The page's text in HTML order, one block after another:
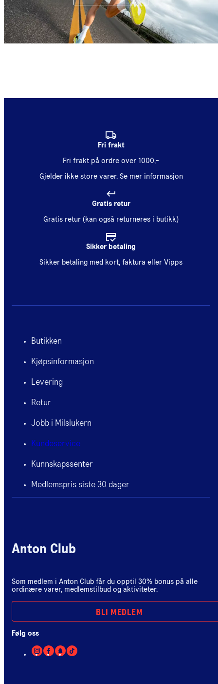
Fri frakt
Fri frakt på ordre over 1000,-
Gjelder ikke store varer. Se mer informasjon
Gratis retur
Gratis retur (kan også returneres i butikk)
Sikker betaling
Sikker betaling med kort, faktura eller Vipps
Butikken
Kjøpsinformasjon
Levering
Retur
Jobb i Milslukern
Kundeservice
Kunnskapssenter
Medlemspris siste 30 dager
Anton Club
Som medlem i Anton Club får du opptil 30% bonus på alle
ordinære varer, medlemstilbud og aktiviteter.
BLI MEDLEM
Følg oss